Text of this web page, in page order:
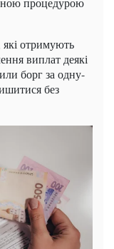
отримують
виплат деякі
борг за одну-
без